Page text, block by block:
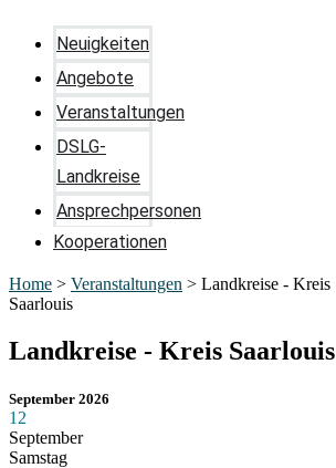
Neuigkeiten
Angebote
Veranstaltungen
DSLG-
Landkreise
Ansprechpersonen
Kooperationen
Home > Veranstaltungen > Landkreise - Kreis
Saarlouis
Landkreise - Kreis Saarlouis
September 2026
12
September
Samstag